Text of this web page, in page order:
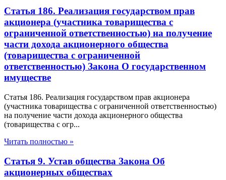
Статья 186. Реализация государством прав
акционера (участника товарищества с
ограниченной ответственностью) на получение
части дохода акционерного общества
(товарищества с ограниченной
ответственностью) Закона О государственном
имуществе
Статья 186. Реализация государством прав акционера
(участника товарищества с ограниченной ответственностью)
на получение части дохода акционерного общества
(товарищества с огр...
Читать полностью »
Статья 9. Устав общества Закона Об
акционерных обществах